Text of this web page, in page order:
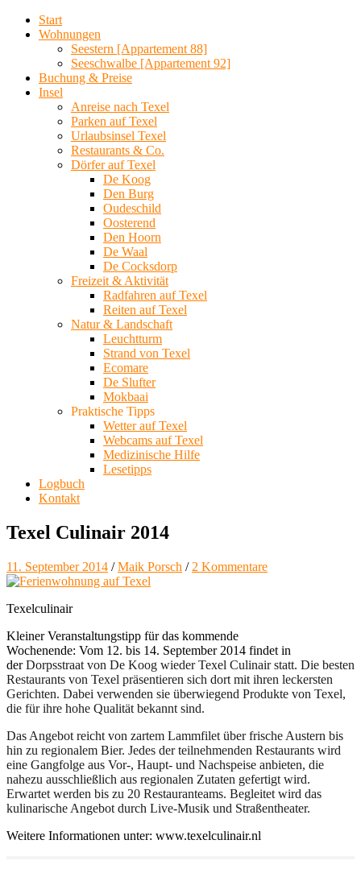
Start
Wohnungen
Seestern [Appartement 88]
Seeschwalbe [Appartement 92]
Buchung & Preise
Insel
Anreise nach Texel
Parken auf Texel
Urlaubsinsel Texel
Restaurants & Co.
Dörfer auf Texel
De Koog
Den Burg
Oudeschild
Oosterend
Den Hoorn
De Waal
De Cocksdorp
Freizeit & Aktivität
Radfahren auf Texel
Reiten auf Texel
Natur & Landschaft
Leuchtturm
Strand von Texel
Ecomare
De Slufter
Mokbaai
Praktische Tipps
Wetter auf Texel
Webcams auf Texel
Medizinische Hilfe
Lesetipps
Logbuch
Kontakt
Texel Culinair 2014
11. September 2014 /Maik Porsch / 2 Kommentare
Texelculinair
Kleiner Veranstaltungstipp für das kommende
Wochenende: Vom 12. bis 14. September 2014 findet in
derDorpsstraat von De Koog wieder Texel Culinair statt. Die besten
Restaurants von Texel präsentieren sich dort mit ihren leckersten
Gerichten. Dabei verwenden sie überwiegend Produkte von Texel,
die für ihre hohe Qualität bekannt sind.
Das Angebot reicht von zartem Lammfilet über frische Austern bis
hin zu regionalem Bier. Jedes der teilnehmenden Restaurants wird
eine Gangfolge aus Vor-, Haupt- und Nachspeise anbieten, die
nahezu ausschließlich aus regionalen Zutaten gefertigt wird.
Erwartet werden bis zu 20 Restauranteams. Begleitet wird das
kulinarische Angebot durch Live-Musik und Straßentheater.
Weitere Informationen unter: www.texelculinair.nl